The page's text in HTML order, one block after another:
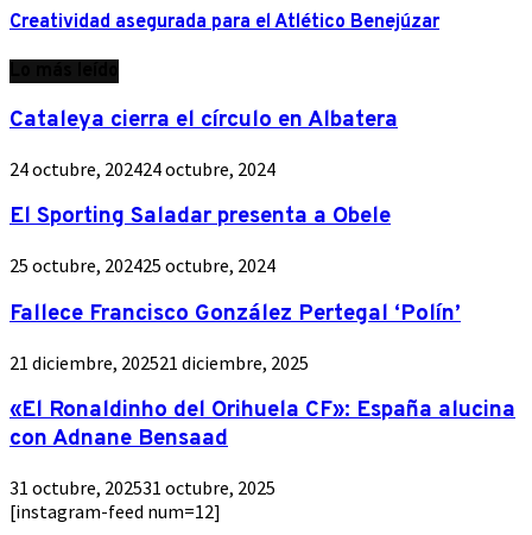
Creatividad asegurada para el Atlético Benejúzar
Cataleya cierra el círculo en Albatera
24 octubre, 202424 octubre, 2024
El Sporting Saladar presenta a Obele
25 octubre, 202425 octubre, 2024
Fallece Francisco González Pertegal ‘Polín’
21 diciembre, 202521 diciembre, 2025
«El Ronaldinho del Orihuela CF»: España alucina
con Adnane Bensaad
31 octubre, 202531 octubre, 2025
[instagram-feed num=12]